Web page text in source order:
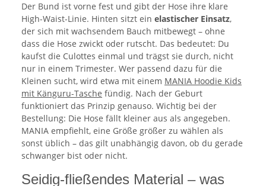
Der Bund ist vorne fest und gibt der Hose ihre klare
High-Waist-Linie. Hinten sitzt ein elastischer Einsatz,
der sich mit wachsendem Bauch mitbewegt – ohne
dass die Hose zwickt oder rutscht. Das bedeutet: Du
kaufst die Culottes einmal und trägst sie durch, nicht
nur in einem Trimester. Wer passend dazu für die
Kleinen sucht, wird etwa mit einem MANIA Hoodie Kids
mit Känguru-Tasche fündig. Nach der Geburt
funktioniert das Prinzip genauso. Wichtig bei der
Bestellung: Die Hose fällt kleiner aus als angegeben.
MANIA empfiehlt, eine Größe größer zu wählen als
sonst üblich – das gilt unabhängig davon, ob du gerade
schwanger bist oder nicht.
Seidig-fließendes Material – was